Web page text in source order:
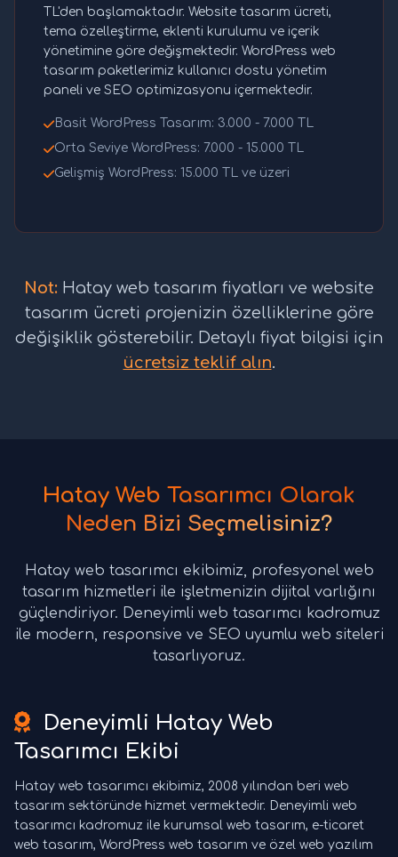
TL'den başlamaktadır. Website tasarım ücreti,
tema özelleştirme, eklenti kurulumu ve içerik
yönetimine göre değişmektedir. WordPress web
tasarım paketlerimiz kullanıcı dostu yönetim
paneli ve SEO optimizasyonu içermektedir.
Basit WordPress Tasarım: 3.000 - 7.000 TL
Orta Seviye WordPress: 7.000 - 15.000 TL
Gelişmiş WordPress: 15.000 TL ve üzeri
Not: Hatay web tasarım fiyatları ve website
tasarım ücreti projenizin özelliklerine göre
değişiklik gösterebilir. Detaylı fiyat bilgisi için
ücretsiz teklif alın.
Hatay Web Tasarımcı Olarak
Neden Bizi Seçmelisiniz?
Hatay web tasarımcı ekibimiz, profesyonel web
tasarım hizmetleri ile işletmenizin dijital varlığını
güçlendiriyor. Deneyimli web tasarımcı kadromuz
ile modern, responsive ve SEO uyumlu web siteleri
tasarlıyoruz.
Deneyimli Hatay Web
Tasarımcı Ekibi
Hatay web tasarımcı ekibimiz, 2008 yılından beri web
tasarım sektöründe hizmet vermektedir. Deneyimli web
tasarımcı kadromuz ile kurumsal web tasarım, e-ticaret
web tasarım, WordPress web tasarım ve özel web yazılım